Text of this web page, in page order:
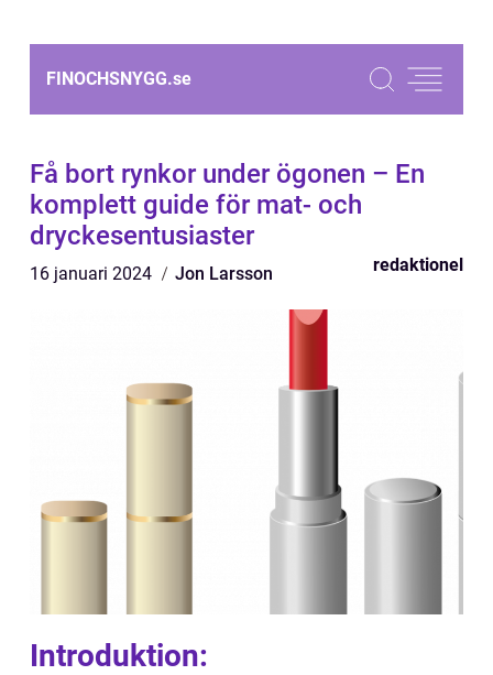
FINOCHSNYGG.se
Få bort rynkor under ögonen – En
komplett guide för mat- och
dryckesentusiaster
16 januari 2024 Jon Larsson redaktionel
Introduktion: